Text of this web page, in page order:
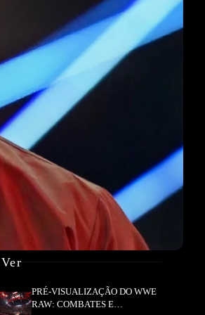
PRÉ-VISUALIZAÇÃO DO WWE
RAW: COMBATES E